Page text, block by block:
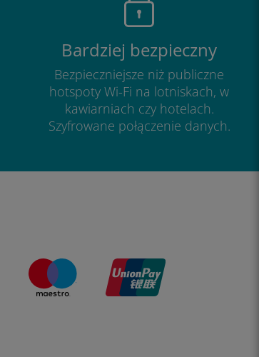
Bardziej bezpieczny
Bezpieczniejsze niż publiczne
hotspoty Wi-Fi na lotniskach, w
kawiarniach czy hotelach.
Szyfrowane połączenie danych.